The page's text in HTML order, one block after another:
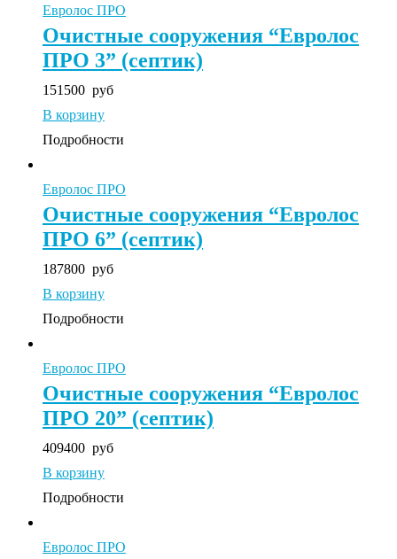
Евролос ПРО
Очистные сооружения “Евролос
ПРО 3” (септик)
151500 руб
В корзину
Подробности
Евролос ПРО
Очистные сооружения “Евролос
ПРО 6” (септик)
187800 руб
В корзину
Подробности
Евролос ПРО
Очистные сооружения “Евролос
ПРО 20” (септик)
409400 руб
В корзину
Подробности
Евролос ПРО